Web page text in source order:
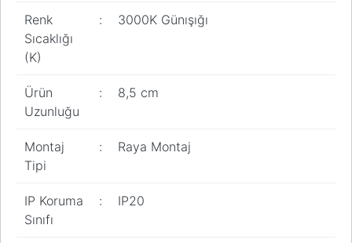
Renk
Sıcaklığı
(K)
: 3000K Günışığı
Ürün
Uzunluğu
: 8,5 cm
Montaj
Tipi
: Raya Montaj
IP Koruma
Sınıfı
: IP20